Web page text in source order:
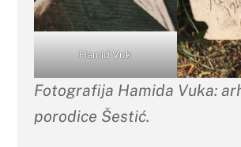
Hamid Vuk
Fotografija Hamida Vuka:
porodice Šestić.